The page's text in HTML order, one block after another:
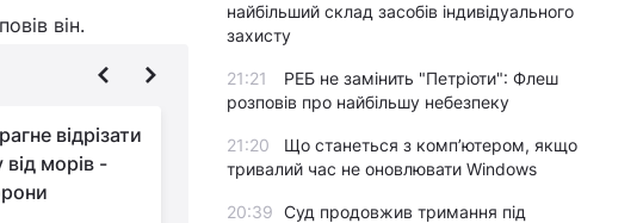
він.
відрізати
від морів -
Австралія розпочала
постачання Україні
найбільший склад засобів індивідуального
захисту
21:21
РЕБ не замінить "Петріоти": Флеш
розповів про найбільшу небезпеку
21:20
Що станеться з комп’ютером, якщо
тривалий час не оновлювати Windows
20:39 Суд продовжив тримання під